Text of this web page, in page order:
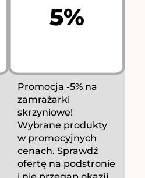
5%
Promocja -5% na
zamrażarki
skrzyniowe!
Wybrane produkty
w promocyjnych
cenach. Sprawdź
ofertę na podstronie